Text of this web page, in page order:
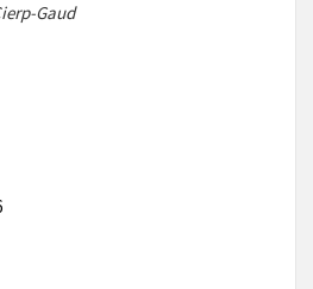
Gaud